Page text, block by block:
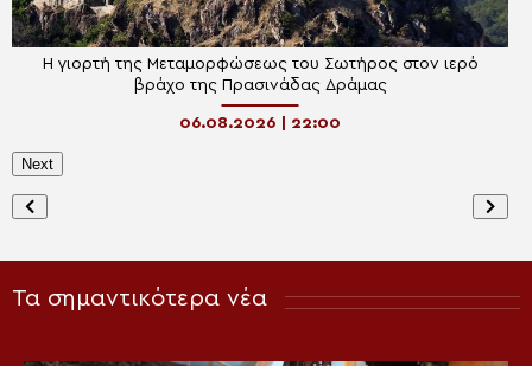
Η γιορτή της Μεταμορφώσεως του Σωτήρος στον ιερό
βράχο της Πρασινάδας Δράμας
06.08.2026 | 22:00
Next
Τα σημαντικότερα νέα